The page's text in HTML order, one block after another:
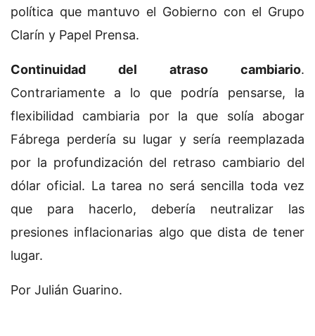
política que mantuvo el Gobierno con el Grupo
Clarín y Papel Prensa.
Continuidad del atraso cambiario.
Contrariamente a lo que podría pensarse, la
flexibilidad cambiaria por la que solía abogar
Fábrega perdería su lugar y sería reemplazada
por la profundización del retraso cambiario del
dólar oficial. La tarea no será sencilla toda vez
que para hacerlo, debería neutralizar las
presiones inflacionarias algo que dista de tener
lugar.
Por Julián Guarino.